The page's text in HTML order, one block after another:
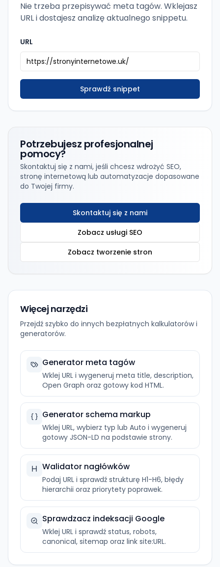
Nie trzeba przepisywać meta tagów. Wklejasz
URL i dostajesz analizę aktualnego snippetu.
URL
Sprawdź snippet
Potrzebujesz profesjonalnej
pomocy?
Skontaktuj się z nami, jeśli chcesz wdrożyć SEO,
stronę internetową lub automatyzacje dopasowane
do Twojej firmy.
Skontaktuj się z nami
Zobacz usługi SEO
Zobacz tworzenie stron
Więcej narzędzi
Przejdź szybko do innych bezpłatnych kalkulatorów i
generatorów.
Generator meta tagów
Wklej URL i wygeneruj meta title, description,
Open Graph oraz gotowy kod HTML.
Generator schema markup
Wklej URL, wybierz typ lub Auto i wygeneruj
gotowy JSON-LD na podstawie strony.
Walidator nagłówków
Podaj URL i sprawdź strukturę H1-H6, błędy
hierarchii oraz priorytety poprawek.
Sprawdzacz indeksacji Google
Wklej URL i sprawdź status, robots,
canonical, sitemap oraz link site:URL.